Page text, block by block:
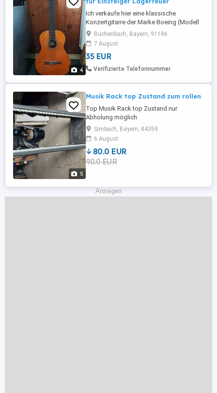
4
Ich verkaufe hier eine klassische
Konzertgitarre der Marke Boeing (Modell
C-102). Das Instrument hat einen schönen,
warmen Klang und eignet sich perfekt für
Anfänger, als Übungsgitarre oder für
unterwegs am Lagerfeuer. Details &
Zustand: Modell: Boeing C-102
Büchenbach, Bayern, 91186
7 August
35 EUR
Verifizierte Telefonnummer
5
Musik Rack top Zustand zum rollen
Top Musik Rack top Zustand nur
Abholung möglich
Simbach, Bayern, 84359
6 August
80.0 EUR
90.0 EUR
Anzeigen